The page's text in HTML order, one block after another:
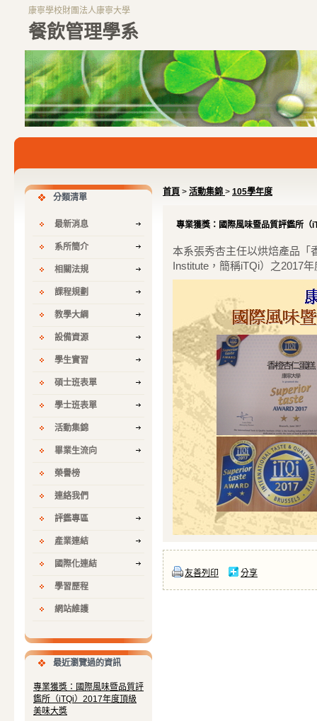
餐飲管理學系
康寧學校財團法人康寧大學
分類清單
最新消息
系所簡介
相關法規
課程規劃
教學大綱
設備資源
學生實習
碩士班表單
學士班表單
活動集錦
畢業生流向
榮譽榜
連絡我們
評鑑專區
產業連結
國際化連結
學習歷程
網站維護
最近瀏覽過的資訊
專業獲獎：國際風味暨品質評
鑑所（iTQi）2017年度頂級
美味大獎
首頁 > 活動集錦 > 105學年度
專業獲獎：國際風味暨品質評鑑所（
本系張秀杏主任以烘焙產品「
Institute，簡稱iTQi）之2017
友善列印 分享